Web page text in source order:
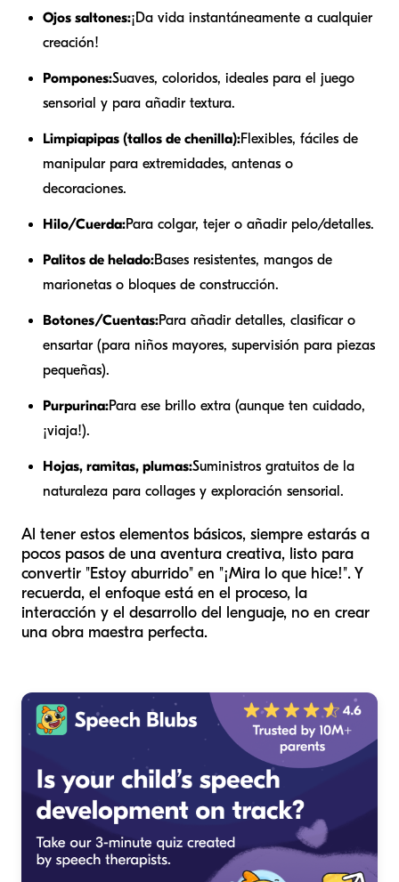
Ojos saltones:¡Da vida instantáneamente a cualquier
creación!
Pompones:Suaves, coloridos, ideales para el juego
sensorial y para añadir textura.
Limpiapipas (tallos de chenilla):Flexibles, fáciles de
manipular para extremidades, antenas o
decoraciones.
Hilo/Cuerda:Para colgar, tejer o añadir pelo/detalles.
Palitos de helado:Bases resistentes, mangos de
marionetas o bloques de construcción.
Botones/Cuentas:Para añadir detalles, clasificar o
ensartar (para niños mayores, supervisión para piezas
pequeñas).
Purpurina:Para ese brillo extra (aunque ten cuidado,
¡viaja!).
Hojas, ramitas, plumas:Suministros gratuitos de la
naturaleza para collages y exploración sensorial.
Al tener estos elementos básicos, siempre estarás a
pocos pasos de una aventura creativa, listo para
convertir "Estoy aburrido" en "¡Mira lo que hice!". Y
recuerda, el enfoque está en el proceso, la
interacción y el desarrollo del lenguaje, no en crear
una obra maestra perfecta.